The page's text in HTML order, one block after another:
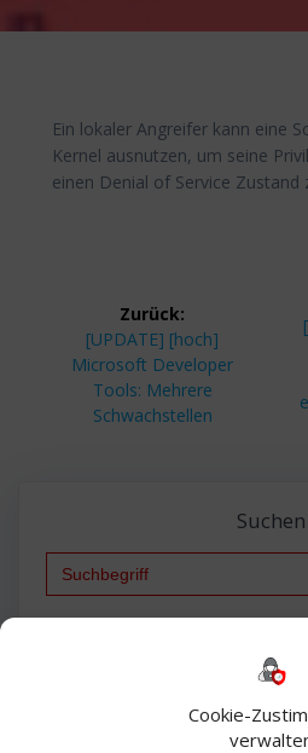
Cookie-
Ein lokaler Angreifer kann eine
Kernel ausnutzen, um seine
einen Denial of Service Zustand
Zurück:
Vorheriger
Beitrag:
[UPDATE] [hoch]
Microsoft Developer
Tools: Mehrere
Schwachstellen
Suchen
Bautagebuch
Exchange firewall